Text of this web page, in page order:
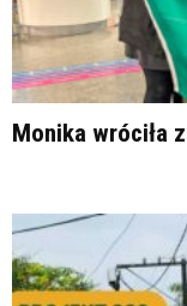
Monika wróciła